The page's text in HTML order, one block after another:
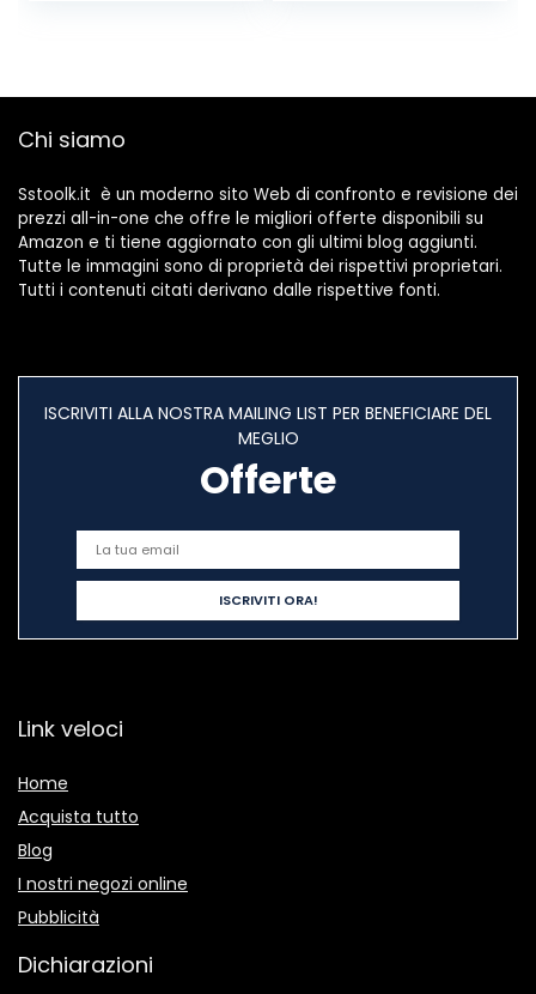
Chi siamo
Sstoolk.it è un moderno sito Web di confronto e revisione dei
prezzi all-in-one che offre le migliori offerte disponibili su
Amazon e ti tiene aggiornato con gli ultimi blog aggiunti.
Tutte le immagini sono di proprietà dei rispettivi proprietari.
Tutti i contenuti citati derivano dalle rispettive fonti.
ISCRIVITI ALLA NOSTRA MAILING LIST PER BENEFICIARE DEL
MEGLIO
Offerte
Link veloci
Home
Acquista tutto
Blog
I nostri negozi online
Pubblicità
Dichiarazioni